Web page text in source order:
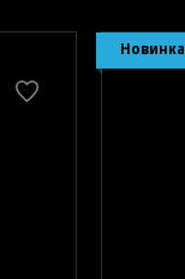
Новинка